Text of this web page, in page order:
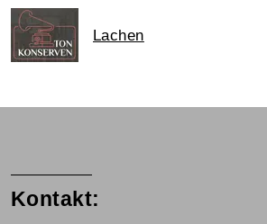
Lachen
Kontakt: